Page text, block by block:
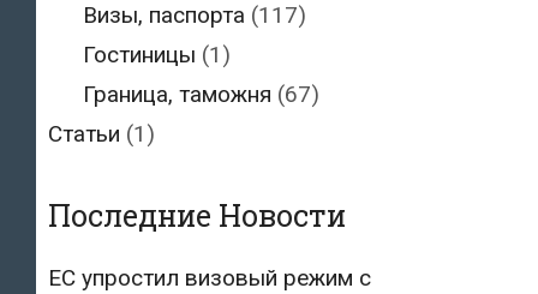
Визы, паспорта (117)
Гостиницы (1)
Граница, таможня (67)
Статьи (1)
Последние Новости
ЕС упростил визовый режим с